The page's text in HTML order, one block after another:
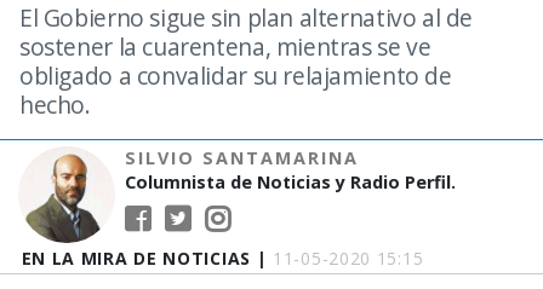
EN LA MIRA DE NOTICIAS | 11-05-2020 15:15
El Gobierno sigue sin plan alternativo al de
sostener la cuarentena, mientras se ve
obligado a convalidar su relajamiento de
hecho.
SILVIO SANTAMARINA
Columnista de Noticias y Radio Perfil.